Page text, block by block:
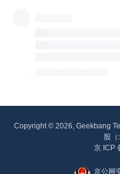
Copyright © 2026, Geekbang
股（
京 ICP
京公网